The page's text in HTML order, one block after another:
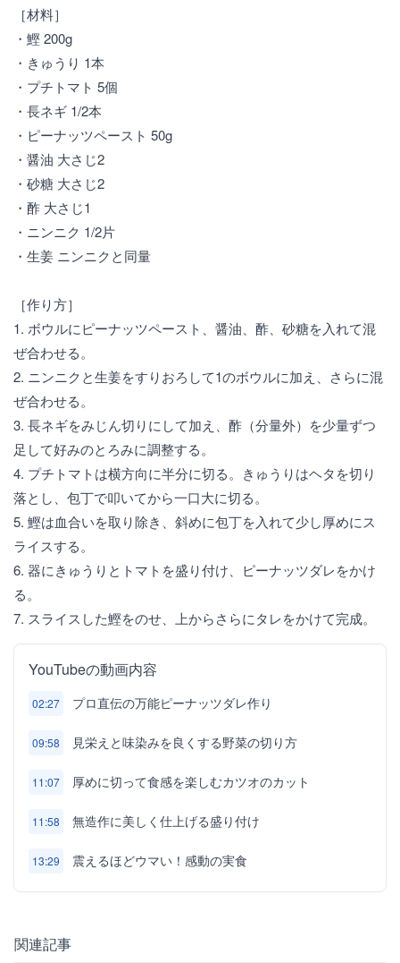
［材料］
・鰹 200g
・きゅうり 1本
・プチトマト 5個
・長ネギ 1/2本
・ピーナッツペースト 50g
・醤油 大さじ2
・砂糖 大さじ2
・酢 大さじ1
・ニンニク 1/2片
・生姜 ニンニクと同量
［作り方］
1. ボウルにピーナッツペースト、醤油、酢、砂糖を入れて混
ぜ合わせる。
2. ニンニクと生姜をすりおろして1のボウルに加え、さらに混
ぜ合わせる。
3. 長ネギをみじん切りにして加え、酢（分量外）を少量ずつ
足して好みのとろみに調整する。
4. プチトマトは横方向に半分に切る。きゅうりはヘタを切り
落とし、包丁で叩いてから一口大に切る。
5. 鰹は血合いを取り除き、斜めに包丁を入れて少し厚めにス
ライスする。
6. 器にきゅうりとトマトを盛り付け、ピーナッツダレをかけ
る。
7. スライスした鰹をのせ、上からさらにタレをかけて完成。
YouTubeの動画内容
02:27 プロ直伝の万能ピーナッツダレ作り
09:58 見栄えと味染みを良くする野菜の切り方
11:07 厚めに切って食感を楽しむカツオのカット
11:58 無造作に美しく仕上げる盛り付け
13:29 震えるほどウマい！感動の実食
関連記事